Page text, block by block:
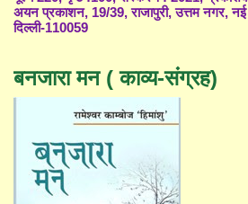
अयन प्रकाशन, 19/39, राजापुरी, उत्तम नगर, नई
दिल्ली-110059
बनजारा मन ( काव्य-संग्रह)